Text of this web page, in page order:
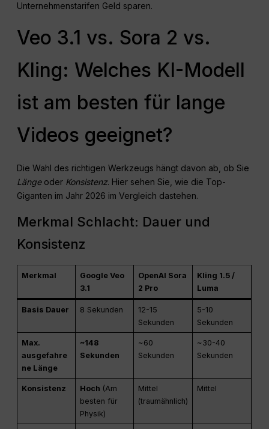
Unternehmenstarifen Geld sparen.
Veo 3.1 vs. Sora 2 vs.
Kling: Welches KI-Modell
ist am besten für lange
Videos geeignet?
Die Wahl des richtigen Werkzeugs hängt davon ab, ob Sie
Längeoder Konsistenz. Hier sehen Sie, wie die Top-
Giganten im Jahr 2026 im Vergleich dastehen.
Merkmal Schlacht: Dauer und
Konsistenz
Merkmal
Google Veo
3.1
OpenAI Sora
2 Pro
Kling 1.5 /
Luma
Basis Dauer 8 Sekunden
12-15
Sekunden
5-10
Sekunden
Max.
ausgefahre
ne Länge
~148
Sekunden
~60
Sekunden
~30-40
Sekunden
Konsistenz Hoch (Am
besten für
Physik)
Mittel
(traumähnlich)
Mittel